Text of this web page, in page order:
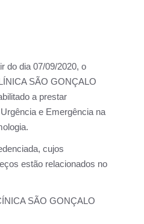
do dia07/09/2020, o
SÃO GONÇALO
a prestar
e Emergência na
cujos
estão relacionados no
SÃO GONÇALO